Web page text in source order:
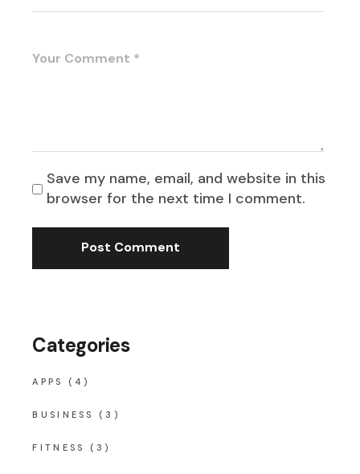
Save my name, email, and website in this
browser for the next time I comment.
Post Comment
Categories
APPS (4)
BUSINESS (3)
FITNESS (3)